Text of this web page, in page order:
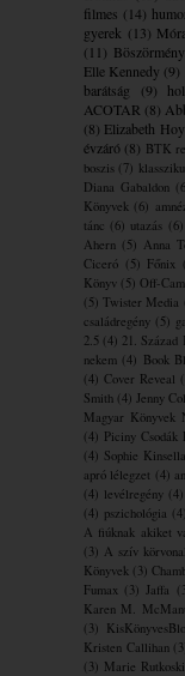
filmes (14)
gyerek (13)
(11)
Elle Kennedy (9)
barátság
(9)
ACOTAR (8)
(8) Elizabeth
évzáró (8) BTK
boszis (7)
Diana Gabaldon
Könyvek (6)
tánc (6) utazás (6)
Ahern (5) Anna
Ciceró (5) Főnix
Könyv (5) Off-
(5) Twister Media
családregény (5)
2.5 (4) 21. Század
nekem (4) Book
(4) Cover Reveal
Smith (4) Jenny
Magyar Könyvek
(4) Piciny Csodák
(4) Sophie Kinsella
apró lélegzet (4)
(4) levélregény (4)
(4) pszichológia (4)
A fiúknak akiket
(3) A szív
Könyvek (3)
Fumax (3) Jaffa
Karen M.
(3)
Kristen Callihan
(3) Marie Rutkoski